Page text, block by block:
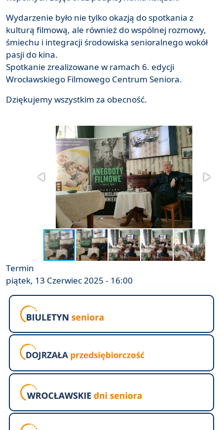
Wydarzenie było nie tylko okazją do spotkania z
kulturą filmową, ale również do wspólnej rozmowy,
śmiechu i integracji środowiska senioralnego wokół
pasji do kina.
Spotkanie zrealizowane w ramach 6. edycji
Wrocławskiego Filmowego Centrum Seniora.
Dziękujemy wszystkim za obecność.
Termin
piątek, 13 Czerwiec 2025 - 16:00